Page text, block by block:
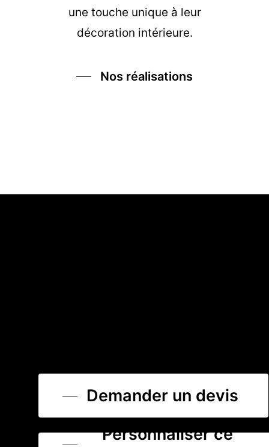
une touche unique à leur
décoration intérieure.
Nos réalisations
Demander un devis
Personnaliser ce